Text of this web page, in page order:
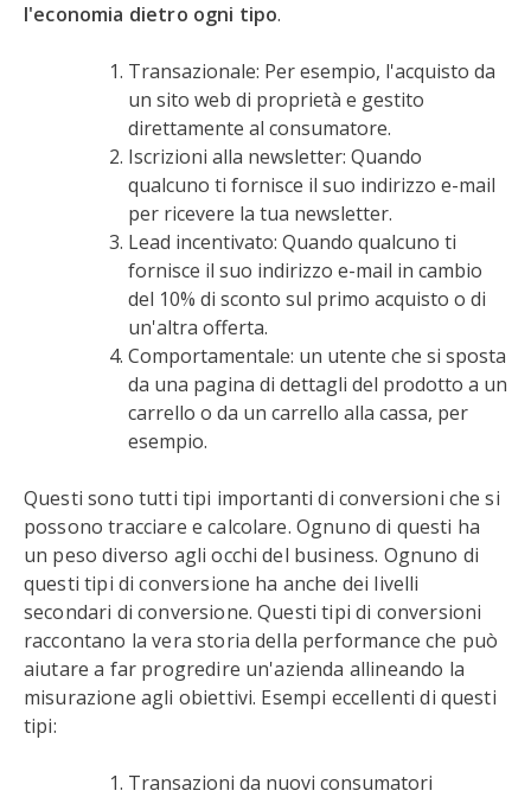
l'economia dietro ogni tipo.
Transazionale: Per esempio, l'acquisto da
un sito web di proprietà e gestito
direttamente al consumatore.
Iscrizioni alla newsletter: Quando
qualcuno ti fornisce il suo indirizzo e-mail
per ricevere la tua newsletter.
Lead incentivato: Quando qualcuno ti
fornisce il suo indirizzo e-mail in cambio
del 10% di sconto sul primo acquisto o di
un'altra offerta.
Comportamentale: un utente che si sposta
da una pagina di dettagli del prodotto a un
carrello o da un carrello alla cassa, per
esempio.
Questi sono tutti tipi importanti di conversioni che si
possono tracciare e calcolare. Ognuno di questi ha
un peso diverso agli occhi del business. Ognuno di
questi tipi di conversione ha anche dei livelli
secondari di conversione. Questi tipi di conversioni
raccontano la vera storia della performance che può
aiutare a far progredire un'azienda allineando la
misurazione agli obiettivi. Esempi eccellenti di questi
tipi:
Transazioni da nuovi consumatori